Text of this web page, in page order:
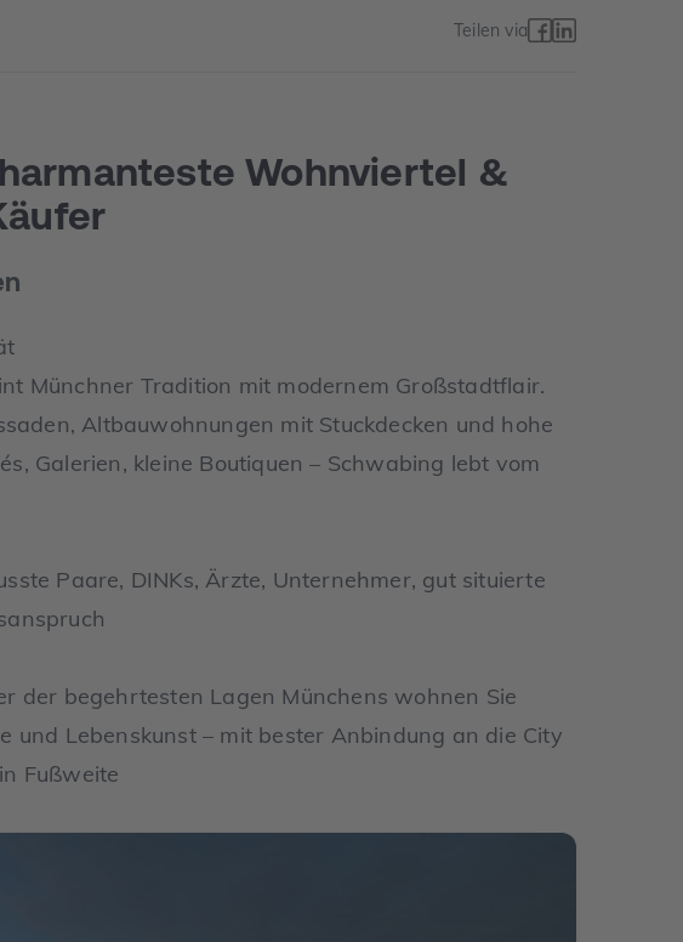
Teilen via
Wohnviertel &
Münchner Tradition mit modernem Großstadtflair.
Altbauwohnungen mit Stuckdecken und hohe
Galerien, kleine Boutiquen – Schwabing lebt vom
Paare, DINKs, Ärzte, Unternehmer, gut situierte
der begehrtesten Lagen Münchens wohnen Sie
und Lebenskunst – mit bester Anbindung an die City
Fußweite